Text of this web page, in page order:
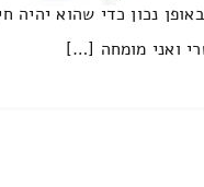
נכון כדי שהוא יהיה
ואני מומחה […]